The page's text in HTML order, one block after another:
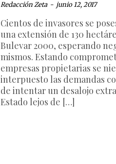
Redacción Zeta - junio 12, 2017
Cientos de invasores se
una extensión de 130
Bulevar 2000, esperando
mismos. Estando
empresas propietarias se
interpuesto las demandas
de intentar un desalojo
Estado lejos de […]